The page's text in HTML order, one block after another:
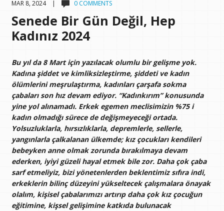
MAR 8, 2024 | 0 COMMENTS
Senede Bir Gün Değil, Hep
Kadınız 2024
Bu yıl da 8 Mart için yazılacak olumlu bir gelişme yok.
Kadına şiddet ve kimliksizleştirme, şiddeti ve kadın
ölümlerini meşrulaştırma, kadınları çarşafa sokma
çabaları son hız devam ediyor. “Kadınkırım” konusunda
yine yol alınamadı. Erkek egemen meclisimizin %75 i
kadın olmadığı sürece de değişmeyeceği ortada.
Yolsuzluklarla, hırsızlıklarla, depremlerle, sellerle,
yangınlarla çalkalanan ülkemde; kız çocukları kendileri
bebeyken anne olmak zorunda bırakılmaya devam
ederken, iyiyi güzeli hayal etmek bile zor. Daha çok çaba
sarf etmeliyiz, bizi yönetenlerden beklentimiz sıfıra indi,
erkeklerin bilinç düzeyini yükseltecek çalışmalara önayak
olalım, kişisel çabalarımızı artırıp daha çok kız çocuğun
eğitimine, kişsel gelişimine katkıda bulunacak